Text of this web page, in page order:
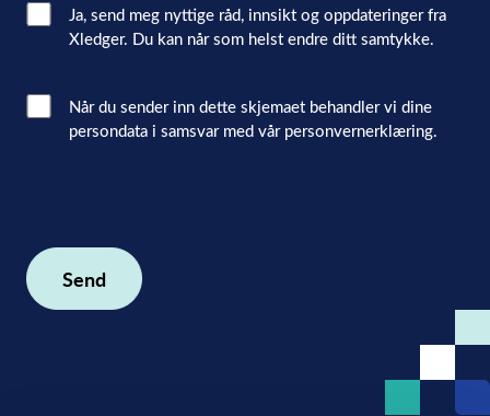
Email
Consent
Ja, send meg nyttige råd, innsikt og oppdateringer fra
Xledger. Du kan når som helst endre ditt samtykke.
Interacted
Når du sender inn dette skjemaet behandler vi dine
persondata i samsvar med vår personvernerklæring.